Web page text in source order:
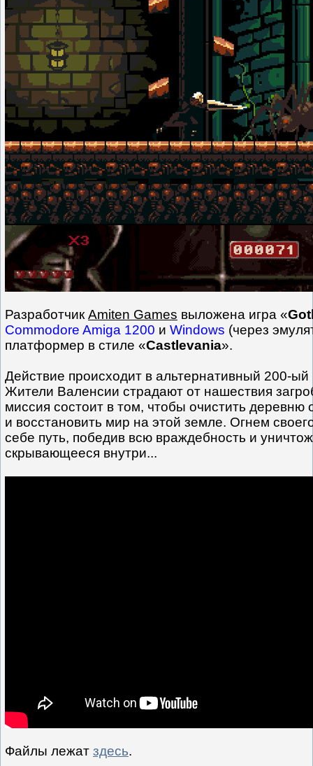
РазработчикAmiten Games выложена игра «
Commodore Amiga 1200 и Windows (через
платформер в стиле «Castlevania».
Действие происходит в альтернативный 200-
Жители Валенсии страдают от нашествия
миссия состоит в том, чтобы очистить деревню
и восстановить мир на этой земле. Огнем
себе путь, победив всю враждебность и
скрывающееся внутри...
Файлы лежат здесь.